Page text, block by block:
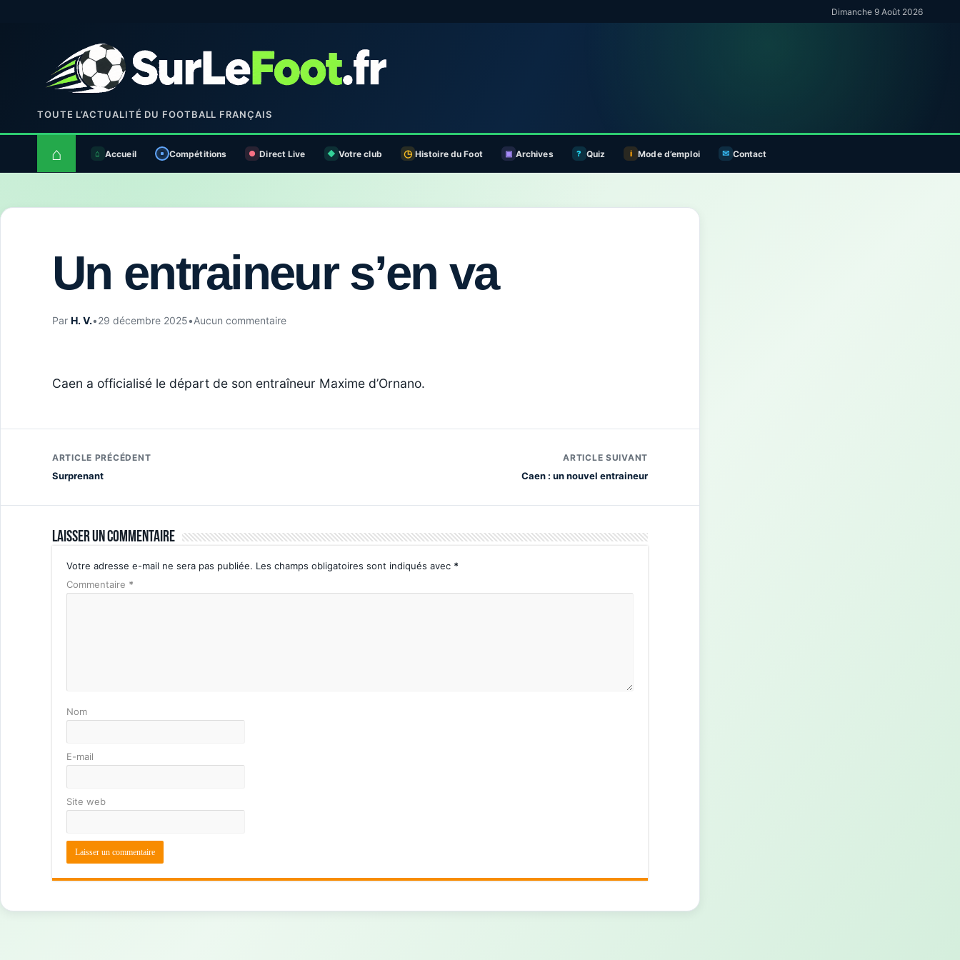
Dimanche 9 Août 2026
TOUTE L’ACTUALITÉ DU FOOTBALL FRANÇAIS
⌂ Accueil Compétitions Direct Live Votre club Histoire du Foot Archives Quiz Mode d’emploi Contact
Un entraineur s’en va
Par H. V.•29 décembre 2025•Aucun commentaire
Caen a officialisé le départ de son entraîneur Maxime d’Ornano.
ARTICLE PRÉCÉDENT
Surprenant
ARTICLE SUIVANT
Caen : un nouvel entraineur
Laisser un commentaire
Votre adresse e-mail ne sera pas publiée. Les champs obligatoires sont indiqués avec *
Commentaire *
Nom
E-mail
Site web